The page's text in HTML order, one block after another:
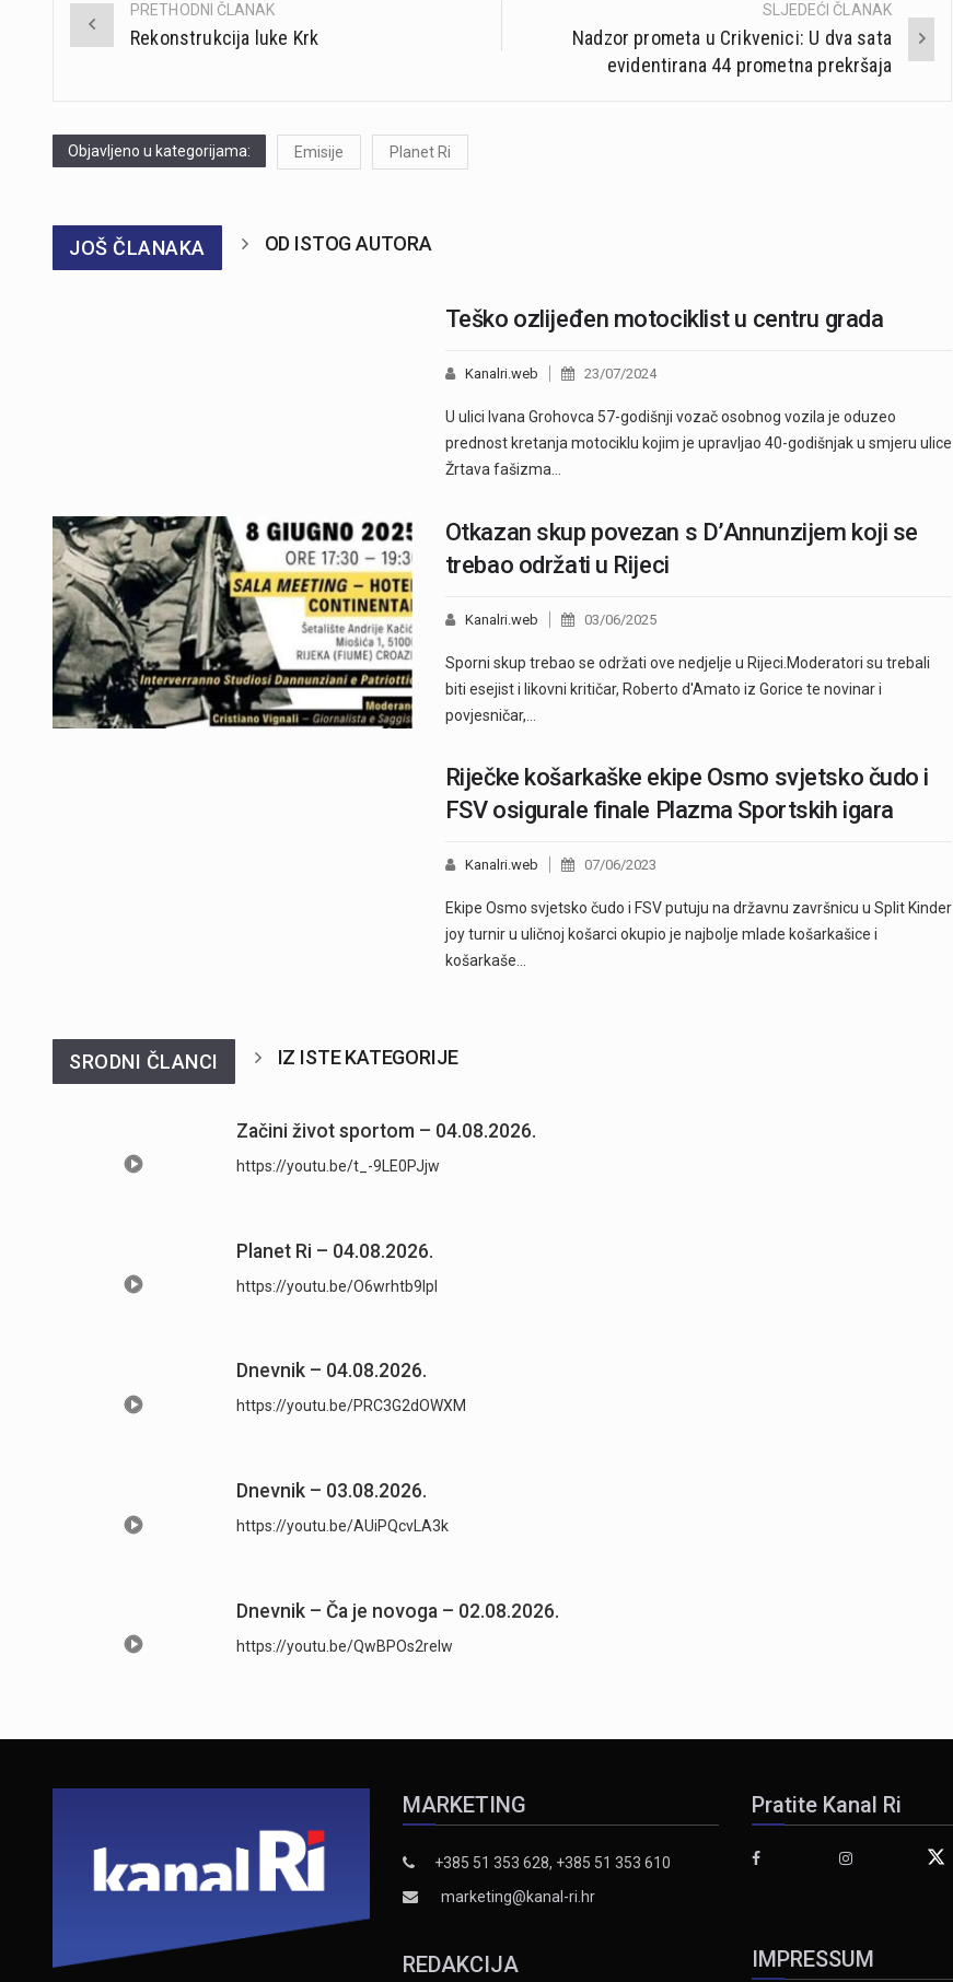
Post
PRETHODNI ČLANAK
Rekonstrukcija luke Krk
SLJEDEĆI ČLANAK
Nadzor prometa u Crikvenici: U dva sata
evidentirana 44 prometna prekršaja
Objavljeno u kategorijama: Emisije Planet Ri
JOŠ ČLANAKA OD ISTOG AUTORA
Teško ozlijeđen motociklist u centru grada
Kanalri.web 23/07/2024
U ulici Ivana Grohovca 57-godišnji vozač osobnog vozila je oduzeo
prednost kretanja motociklu kojim je upravljao 40-godišnjak u smjeru ulice
Žrtava fašizma…
Otkazan skup povezan s D’Annunzijem koji se
trebao održati u Rijeci
Kanalri.web 03/06/2025
Sporni skup trebao se održati ove nedjelje u Rijeci.Moderatori su trebali
biti esejist i likovni kritičar, Roberto d'Amato iz Gorice te novinar i
povjesničar,…
Riječke košarkaške ekipe Osmo svjetsko čudo i
FSV osigurale finale Plazma Sportskih igara
Kanalri.web 07/06/2023
Ekipe Osmo svjetsko čudo i FSV putuju na državnu završnicu u Split Kinder
joy turnir u uličnoj košarci okupio je najbolje mlade košarkašice i
košarkaše…
SRODNI ČLANCI IZ ISTE KATEGORIJE
Začini život sportom – 04.08.2026.
https://youtu.be/t_-9LE0PJjw
Planet Ri – 04.08.2026.
https://youtu.be/O6wrhtb9lpI
Dnevnik – 04.08.2026.
https://youtu.be/PRC3G2dOWXM
Dnevnik – 03.08.2026.
https://youtu.be/AUiPQcvLA3k
Dnevnik – Ča je novoga – 02.08.2026.
https://youtu.be/QwBPOs2reIw
MARKETING
+385 51 353 628, +385 51 353 610
marketing@kanal-ri.hr
REDAKCIJA
Pratite Kanal Ri
IMPRESSUM